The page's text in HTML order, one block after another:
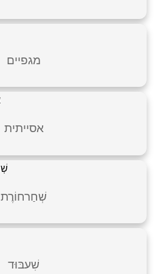
מגפיים
אסייתית
שְׁחַרחוֹרֶת
שִׁעבּוּד